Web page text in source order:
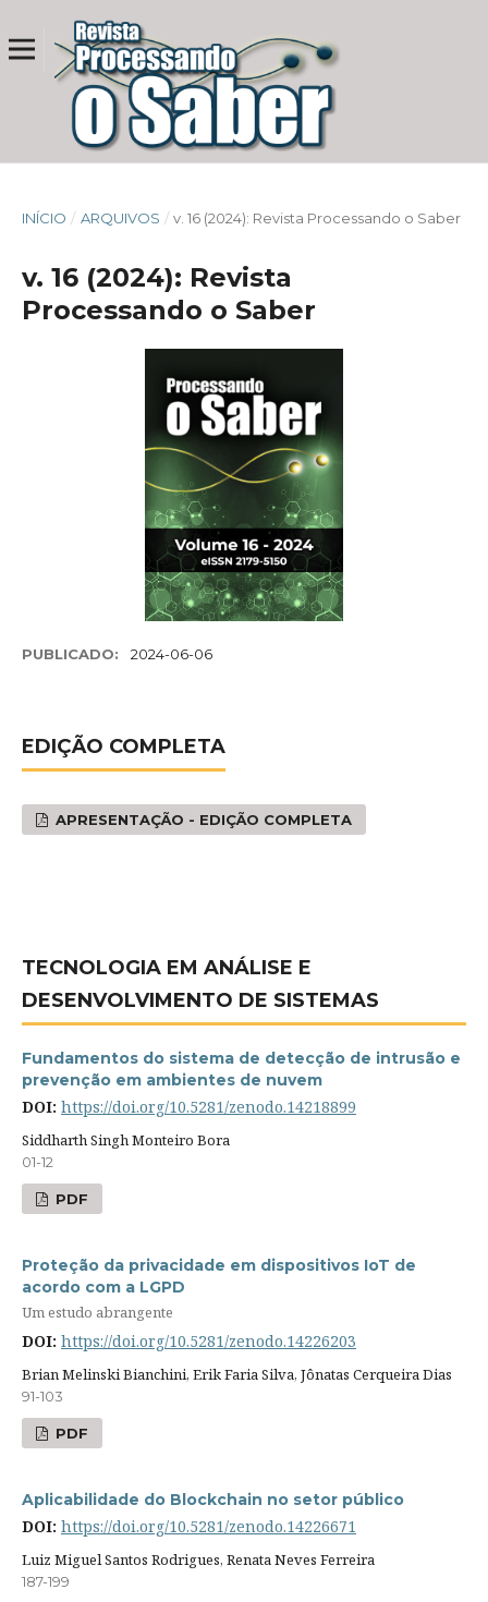
INÍCIO / ARQUIVOS / v. 16 (2024): Revista Processando o Saber
v. 16 (2024): Revista
Processando o Saber
PUBLICADO: 2024-06-06
EDIÇÃO COMPLETA
APRESENTAÇÃO - EDIÇÃO COMPLETA
TECNOLOGIA EM ANÁLISE E
DESENVOLVIMENTO DE SISTEMAS
Fundamentos do sistema de detecção de intrusão e
prevenção em ambientes de nuvem
DOI: https://doi.org/10.5281/zenodo.14218899
Siddharth Singh Monteiro Bora
01-12
PDF
Proteção da privacidade em dispositivos IoT de
acordo com a LGPD
Um estudo abrangente
DOI: https://doi.org/10.5281/zenodo.14226203
Brian Melinski Bianchini, Erik Faria Silva, Jônatas Cerqueira Dias
91-103
PDF
Aplicabilidade do Blockchain no setor público
DOI: https://doi.org/10.5281/zenodo.14226671
Luiz Miguel Santos Rodrigues, Renata Neves Ferreira
187-199